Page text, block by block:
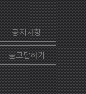
공지사항
묻고답하기